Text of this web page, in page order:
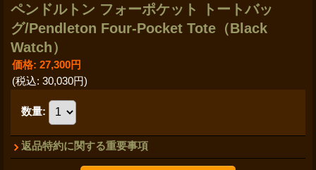
ペンドルトン フォーポケット トートバッ
グ/Pendleton Four-Pocket Tote（Black
Watch）
価格: 27,300円
(税込: 30,030円)
数量:
返品特約に関する重要事項